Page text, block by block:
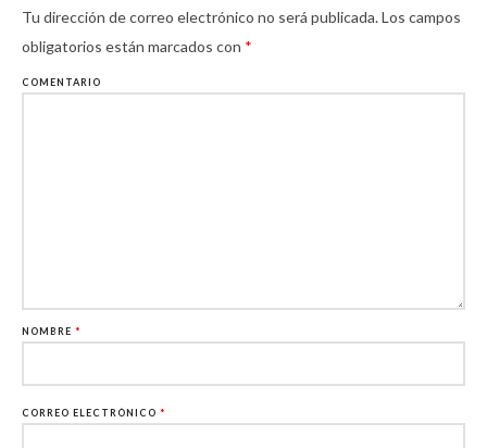
Tu dirección de correo electrónico no será publicada.Los campos
obligatorios están marcados con *
COMENTARIO
NOMBRE *
CORREO ELECTRÓNICO *